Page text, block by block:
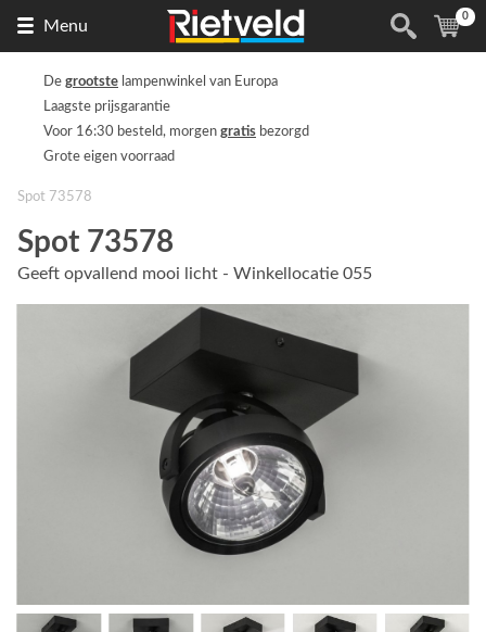
Menu
de
(
0
De grootste lampenwinkel van Europa
Laagste prijsgarantie
Voor 16:30 besteld, morgen gratis bezorgd
Grote eigen voorraad
Spot 73578
Spot 73578
Geeft opvallend mooi licht - Winkellocatie 055